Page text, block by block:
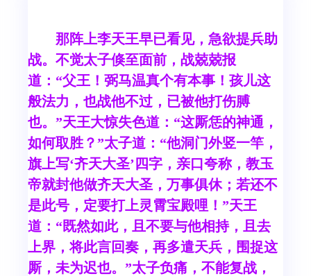
那阵上李天王早已看见，急欲提兵助
战。不觉太子倏至面前，战兢兢报
道：“父王！弼马温真个有本事！孩儿这
般法力，也战他不过，已被他打伤膊
也。”天王大惊失色道：“这厮恁的神通，
如何取胜？”太子道：“他洞门外竖一竿，
旗上写‘齐天大圣’四字，亲口夸称，教玉
帝就封他做齐天大圣，万事俱休；若还不
是此号，定要打上灵霄宝殿哩！”天王
道：“既然如此，且不要与他相持，且去
上界，将此言回奏，再多遣天兵，围捉这
厮，未为迟也。”太子负痛，不能复战，